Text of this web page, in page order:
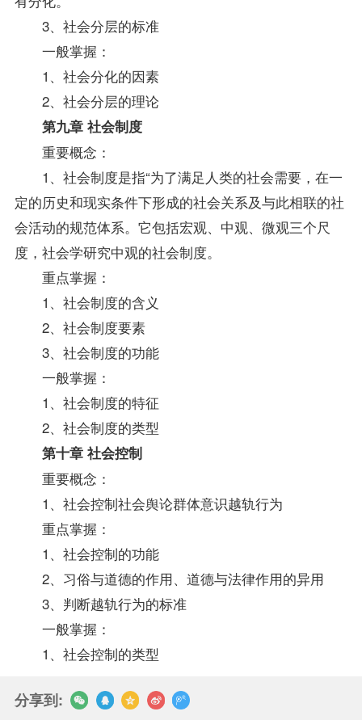
3、社会分层的标准
一般掌握：
1、社会分化的因素
2、社会分层的理论
第九章 社会制度
重要概念：
1、社会制度是指“为了满足人类的社会需要，在一
定的历史和现实条件下形成的社会关系及与此相联的社
会活动的规范体系。它包括宏观、中观、微观三个尺
度，社会学研究中观的社会制度。
重点掌握：
1、社会制度的含义
2、社会制度要素
3、社会制度的功能
一般掌握：
1、社会制度的特征
2、社会制度的类型
第十章 社会控制
重要概念：
1、社会控制社会舆论群体意识越轨行为
重点掌握：
1、社会控制的功能
2、习俗与道德的作用、道德与法律作用的异用
3、判断越轨行为的标准
一般掌握：
1、社会控制的类型
分享到: